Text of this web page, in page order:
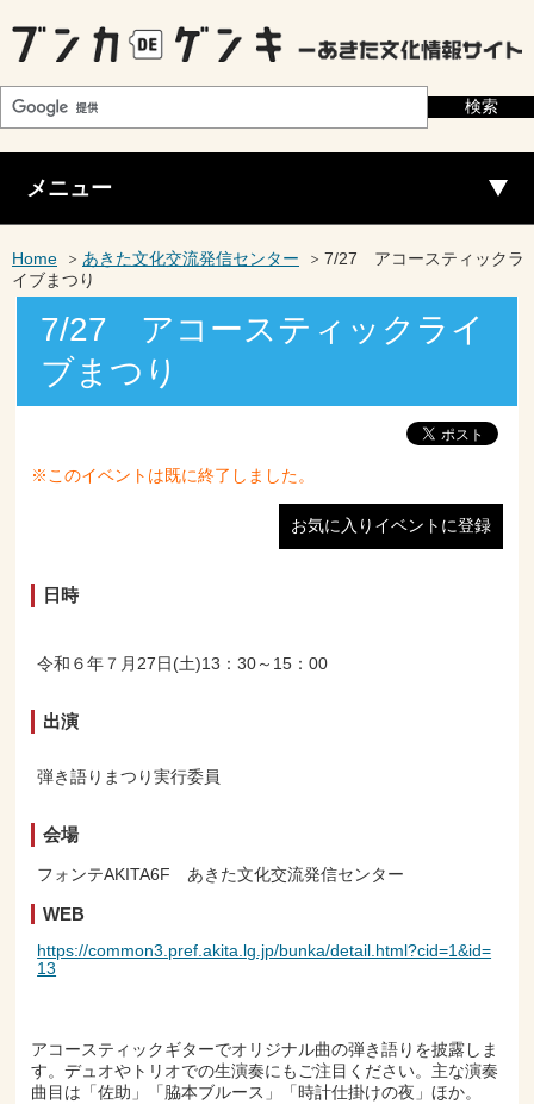
メニュー
Home あきた文化交流発信センター
7/27 アコースティックラ
イブまつり
7/27 アコースティックライ
ブまつり
※このイベントは既に終了しました。
お気に入りイベントに登録
日時
令和６年７月27日(土)13：30～15：00
出演
弾き語りまつり実行委員
会場
フォンテAKITA6F あきた文化交流発信センター
WEB
https://common3.pref.akita.lg.jp/bunka/detail.html?cid=1&id=
13
アコースティックギターでオリジナル曲の弾き語りを披露しま
す。デュオやトリオでの生演奏にもご注目ください。主な演奏
曲目は「佐助」「脇本ブルース」「時計仕掛けの夜」ほか。